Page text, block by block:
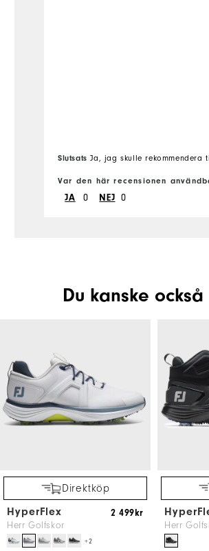
Slutsats Ja, jag skulle rekommendera
Var den här recensionen
JA 0 NEJ 0
Du kanske
Direktköp
HyperFlex
Herr Golfskor
+2
2 499kr
Herr